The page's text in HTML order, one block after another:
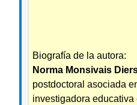
Biografía de la autora:
Norma Monsivais
postdoctoral asociada
investigadora